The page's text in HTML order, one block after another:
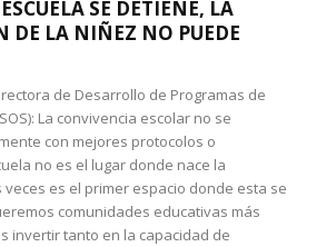
SE DETIENE, LA
DE LA NIÑEZ NO PUEDE
de Desarrollo de Programas de
La convivencia escolar no se
con mejores protocolos o
no es el lugar donde nace la
veces es el primer espacio donde esta se
comunidades educativas más
invertir tanto en la capacidad de